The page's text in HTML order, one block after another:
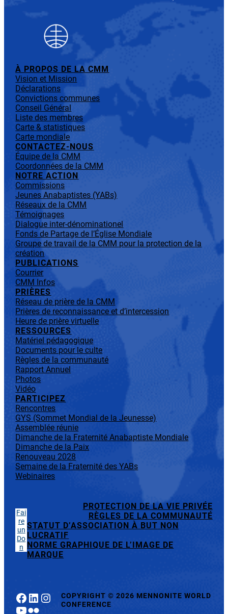
À PROPOS DE LA CMM
Vision et Mission
Déclarations
Convictions communes
Conseil Général
Liste des membres
Carte & statistiques
Carte mondiale
CONTACTEZ-NOUS
Équipe de la CMM
Coordonnées de la CMM
NOTRE ACTION
Commissions
Jeunes Anabaptistes (YABs)
Réseaux de la CMM
Témoignages
Dialogue inter-dénominationel
Fonds de Partage de l’Église Mondiale
Groupe de travail de la CMM pour la protection de la
création
PUBLICATIONS
Courrier
CMM Infos
PRIÈRES
Réseau de prière de la CMM
Prières de reconnaissance et d’intercession
Heure de prière virtuelle
RESSOURCES
Matériel pédagogique
Documents pour le culte
Règles de la communauté
Rapport Annuel
Photos
Vidéo
PARTICIPEZ
Rencontres
GYS (Sommet Mondial de la Jeunesse)
Assemblée réunie
Dimanche de la Fraternité Anabaptiste Mondiale
Dimanche de la Paix
Renouveau 2028
Semaine de la Fraternité des YABs
Webinaires
Fai
re
un
Do
n
PROTECTION DE LA VIE PRIVÉE
RÈGLES DE LA COMMUNAUTÉ
STATUT D’ASSOCIATION À BUT NON
LUCRATIF
NORME GRAPHIQUE DE L’IMAGE DE
MARQUE
Facebook
LinkedIn
Instagram
YouTube
Flickr
COPYRIGHT© 2026 MENNONITE WORLD
CONFERENCE